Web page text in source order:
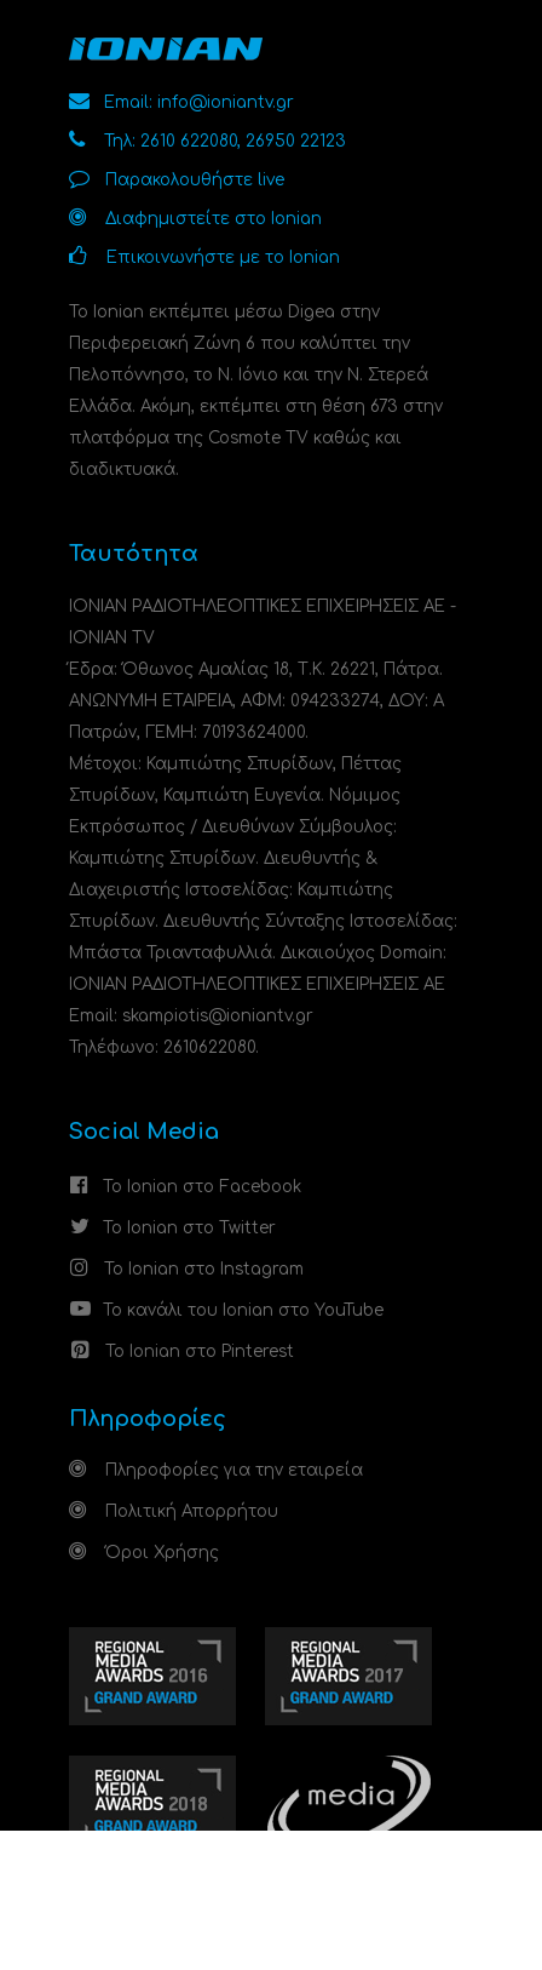
Email: info@ioniantv.gr
Τηλ: 2610 622080, 26950 22123
Παρακολουθήστε live
Διαφημιστείτε στο Ionian
Επικοινωνήστε με το Ionian
Το Ionian εκπέμπει μέσω Digea στην
Περιφερειακή Ζώνη 6 που καλύπτει την
Πελοπόννησο, το N. Ιόνιο και την Ν. Στερεά
Ελλάδα. Ακόμη, εκπέμπει στη θέση 673 στην
πλατφόρμα της Cosmote TV καθώς και
διαδικτυακά.
Ταυτότητα
ΙΟΝΙΑΝ ΡΑΔΙΟΤΗΛΕΟΠΤΙΚΕΣ ΕΠΙΧΕΙΡΗΣΕΙΣ ΑΕ -
IONIAN TV
Έδρα: Όθωνος Αμαλίας 18, Τ.Κ. 26221, Πάτρα.
ΑΝΩΝΥΜΗ ΕΤΑΙΡΕΙΑ, ΑΦΜ: 094233274, ΔΟΥ: A
Πατρών, ΓΕΜΗ: 70193624000.
Μέτοχοι: Καμπιώτης Σπυρίδων, Πέττας
Σπυρίδων, Καμπιώτη Ευγενία. Νόμιμος
Εκπρόσωπος / Διευθύνων Σύμβουλος:
Καμπιώτης Σπυρίδων. Διευθυντής &
Διαχειριστής Ιστοσελίδας: Καμπιώτης
Σπυρίδων. Διευθυντής Σύνταξης Ιστοσελίδας:
Μπάστα Τριανταφυλλιά. Δικαιούχος Domain:
ΙΟΝΙΑΝ ΡΑΔΙΟΤΗΛΕΟΠΤΙΚΕΣ ΕΠΙΧΕΙΡΗΣΕΙΣ ΑΕ
Email: skampiotis@ioniantv.gr
Τηλέφωνο: 2610622080.
Social Media
Το Ionian στο Facebook
Το Ionian στο Twitter
Το Ionian στο Instagram
Το κανάλι του Ionian στο YouTube
Το Ionian στο Pinterest
Πληροφορίες
Πληροφορίες για την εταιρεία
Πολιτική Απορρήτου
Όροι Χρήσης